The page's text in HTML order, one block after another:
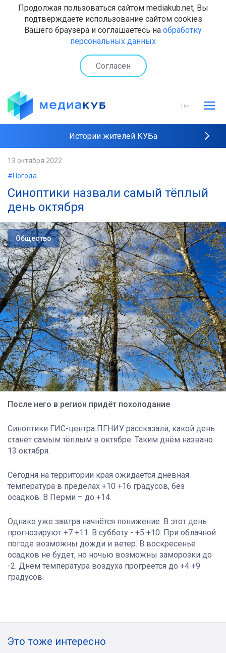
Продолжая пользоваться сайтом mediakub.net, Вы
подтверждаете использование сайтом cookies
Вашего браузера и соглашаетесь на обработку
персональных данных
Согласен
16+
Истории жителей КУБа
13 октября 2022
#Погода
Синоптики назвали самый тёплый
день октября
Общество
После него в регион придёт похолодание
Синоптики ГИС-центра ПГНИУ рассказали, какой день
станет самым тёплым в октябре. Таким днём названо
13 октября.
Сегодня на территории края ожидается дневная
температура в пределах +10 +16 градусов, без
осадков. В Перми – до +14.
Однако уже завтра начнётся понижение. В этот день
прогнозируют +7 +11. В субботу - +5 +10. При облачной
погоде возможны дожди и ветер. В воскресенье
осадков не будет, но ночью возможны заморозки до
-2. Днём температура воздуха прогреется до +4 +9
градусов.
Это тоже интересно